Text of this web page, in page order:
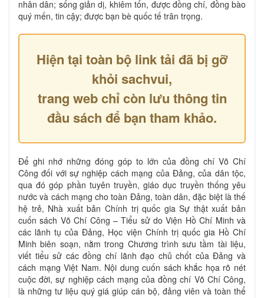
nhân dân; sống giản dị, khiêm tốn, được đồng chí, đồng bào
quý mến, tin cậy; được bạn bè quốc tế trân trọng.
Hiện tại toàn bộ link tải đã bị gỡ
khỏi sachvui,
trang web chỉ còn lưu thông tin
đầu sách để bạn tham khảo.
Để ghi nhớ những đóng góp to lớn của đồng chí Võ Chí
Công đối với sự nghiệp cách mạng của Đảng, của dân tộc,
qua đó góp phần tuyên truyền, giáo dục truyền thống yêu
nước và cách mạng cho toàn Đảng, toàn dân, đặc biệt là thế
hệ trẻ, Nhà xuất bản Chính trị quốc gia Sự thật xuất bản
cuốn sách Võ Chí Công – Tiểu sử do Viện Hồ Chí Minh và
các lãnh tụ của Đảng, Học viện Chính trị quốc gia Hồ Chí
Minh biên soạn, nằm trong Chương trình sưu tầm tài liệu,
viết tiểu sử các đồng chí lãnh đạo chủ chốt của Đảng và
cách mạng Việt Nam. Nội dung cuốn sách khắc họa rõ nét
cuộc đời, sự nghiệp cách mạng của đồng chí Võ Chí Công,
là những tư liệu quý giá giúp cán bộ, đảng viên và toàn thể